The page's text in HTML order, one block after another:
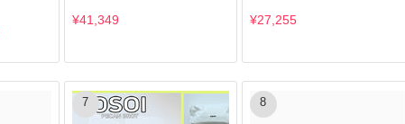
¥41,349 ¥27,255
7 8